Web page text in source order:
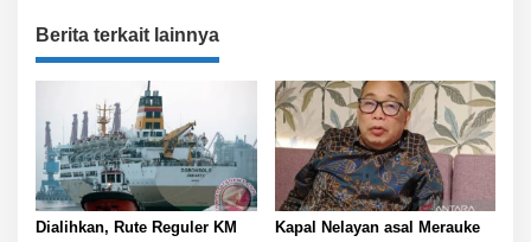
g
a
p
o
s
Berita terkait lainnya
Dialihkan, Rute Reguler KM
Kapal Nelayan asal Merauke